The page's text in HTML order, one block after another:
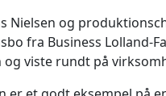
Nielsen og
fra Business Lolland-
viste rundt på